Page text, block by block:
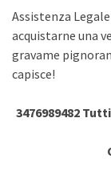
Assistenza
acquistarne una
gravame
capisce!
3476989482